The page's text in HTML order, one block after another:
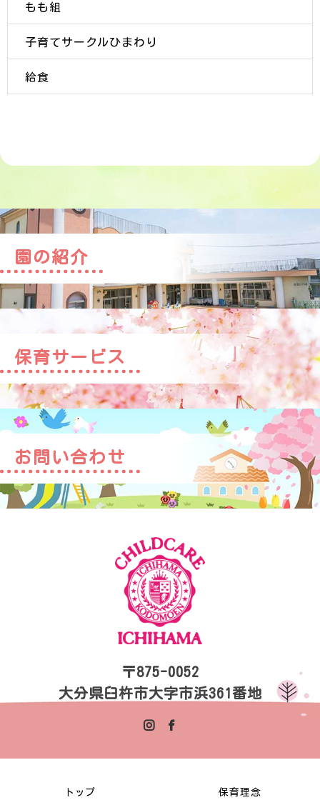
もも組
子育てサークルひまわり
給食
園の紹介
保育サービス
お問い合わせ
〒875-0052
大分県臼杵市大字市浜361番地
トップ 保育理念